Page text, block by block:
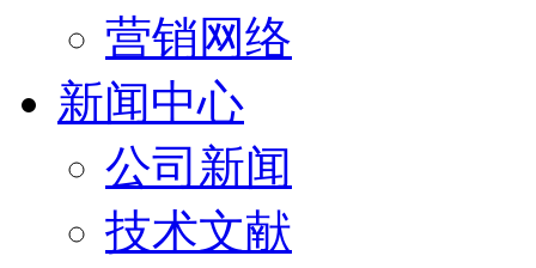
营销网络
新闻中心
公司新闻
技术文献